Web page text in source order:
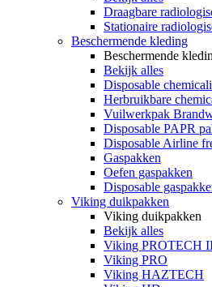
Draagbare
Stationaire
Beschermende kleding
Beschermende
Bekijk alles
Disposable
Herbruikbare
Vuilwerkpak
Disposable PAPR
Disposable Airline
Gaspakken
Oefen gaspakken
Disposable
Viking duikpakken
Viking duikpakken
Bekijk alles
Viking PROTECH
Viking PRO
Viking HAZTECH